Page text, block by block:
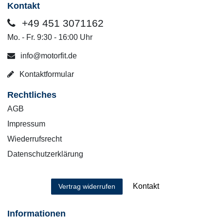
Kontakt
+49 451 3071162
Mo. - Fr. 9:30 - 16:00 Uhr
info@motorfit.de
Kontaktformular
Rechtliches
AGB
Impressum
Wiederrufsrecht
Datenschutzerklärung
Vertrag widerrufen Kontakt
Informationen